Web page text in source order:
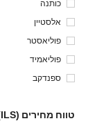
כותנה
אלסטיין
פוליאסטר
פוליאמיד
ספנדקב
טווח מחירים (ILS)